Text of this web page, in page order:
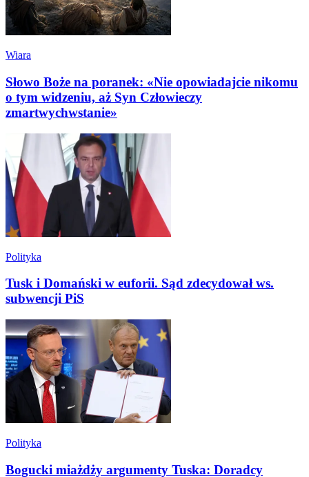
Wiara
Słowo Boże na poranek: «Nie opowiadajcie nikomu
o tym widzeniu, aż Syn Człowieczy
zmartwychwstanie»
Polityka
Tusk i Domański w euforii. Sąd zdecydował ws.
subwencji PiS
Polityka
Bogucki miażdży argumenty Tuska: Doradcy